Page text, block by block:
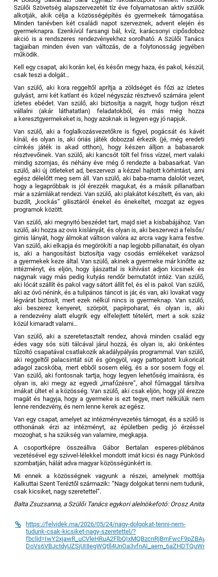
Szülői Szövetség alapszervezetét tíz éve folyamatosan aktív szülők
alkotják, akik célja a közösségépítés és gyermekeik támogatása.
Minden tanévben két családi napot szerveznek, advent elején és
gyermeknapra. Ezenkívül farsangi bál, kvíz, karácsonyi cipősdoboz
akció is a rendszeres rendezvényekhez sorolható. A Szülői Tanács
tagjaiban minden éven van változás, de a folytonosság jegyében
működik.
Kell egy csapat, aki korán kel, és későn megy haza, és pakol, készül,
csak teszi a dolgát…
Van szülő, aki kora reggeltől aprítja a zöldséget és főzi az ízletes
gulyást, ami két katlant és közel négyszáz résztvevő számára jelent
ízletes ebédet. Van szülő, aki biztosítja a nagyit, hogy tudjon részt
vállalni (akár láthatatlan) feladatokból, és más még hozza
a keresztgyermekeket is, hogy azoknak is legyen egy jó napjuk.
Van szülő, aki a foglalkozásvezetőkre is figyel, pogácsát és kávét
kínál, és olyan is, aki óriás játék dobozzal érkezik (jé, még eredeti
címkés játék is akad otthon), hogy készen álljon a babasarok
résztvevőinek. Van szülő, aki kancsót tölt fel friss vízzel, mert valaki
mindig szomjas, és néhány éve még ő rendezte a babasarkat. Van
szülő, aki új ötleteket ad, beszervezi a kézzel hajtott körhintást, ami
egész délelőtt meg sem áll. Van szülő, aki baba-mama dalolót vezet,
hogy a legapróbbak is jól érezzék magukat, és a másik pillanatban
már a számlákat rendezi. Van szülő, aki plakátot készített, és van, aki
buzdít, „kockás” gilisztáról énekel és énekeltet, mozgat az egyes
programok között.
Van szülő, aki megnyitó beszédet tart, majd siet a kisbabájához. Van
szülő, aki hozza az ovis kislányát, és olyan is, aki beszervezi a felsős/
gimis lányát, hogy álmokat váltson valóra az arcra vagy karra festve.
Van szülő, aki elkapja és megörökíti a nap legjobb pillanatait, és olyan
is, aki a hangosítást biztosítja vagy csodás emlékeket varázsol
a gyermekek keze által. Van szülő, akinek a gyermeke már kinőtte az
intézményt, és eljön, hogy íjászattal is kihívást adjon kicsinek és
nagynak vagy más pedig kutyás rendőr bemutatót intéz. Van szülő,
aki lócát szállít és pakol vagy sátort állít fel, és el is pakol. Van szülő,
aki az óvó nénink, és a tulipános táncot is jár, és van, aki lovakat vagy
légvárat biztosít, mert ezek nélkül nincs is gyermeknap. Van szülő,
aki beszerez kenyeret, szörpöt, papírpoharat, és olyan is, aki
a rendezvény alatt elugrik egy elfelejtett tételért, mert a sok száz
közül kimaradt valami…
Van szülő, aki a szeretetasztalt rendez, ahová minden család egy
édes vagy sós süti tálcával járul hozzá, és olyan is, aki önkéntes
tűzoltó csapatával csatlakozik akadálypályás programmal. Van szülő,
aki reggeltől palacsintát süt és göngyöl, vagy pattogatott kukoricát
adagol zacskóba, mert ebből sosem elég, és a sor sosem fogy el.
Van szülő, aki fontosnak tartja, hogy legyen lehetőség imaírásra, és
olyan is, aki megy az egyedi „imafűzésre”, ahol fűmaggal társítva
imákat ültet el a közösség. Van szülő, aki csak eljön, hogy jól érezze
magát és hagyja, hogy a gyermeke is ezt tegye, mert nélkülük nem
lenne rendezvény, és nem lenne kerek az egész.
Van egy csapat, amelyet az intézményvezetés támogat, és a szülő is
otthonának érzi az intézményt, az épületben pedig jó érzéssel
mozoghat, s ha szükség van valamire, megkapja.
A csoportképre összeállva Gábor Bertalan esperes-plébános
vezetésével egy szívvel-lélekkel mondott imát kicsi és nagy Pünkösd
szombatján, hálát adva magyar közösségünkért is.
Mi ennek a közösségnek vagyunk a részei, amelynek mottója
Kalkuttai Szent Teréztől származik: “Nagy dolgokat tenni nem tudunk,
csak kicsiket, nagy szeretettel”.
Balta Zsuzsanna, a Szülői Tanács egykori alelnökefotó: Orosz Anita
https://felvidek.ma/2026/05/24/nagy-dolgokat-tenni-nem-
tudunk-csak-kicsiket-nagy-szeretettel/?